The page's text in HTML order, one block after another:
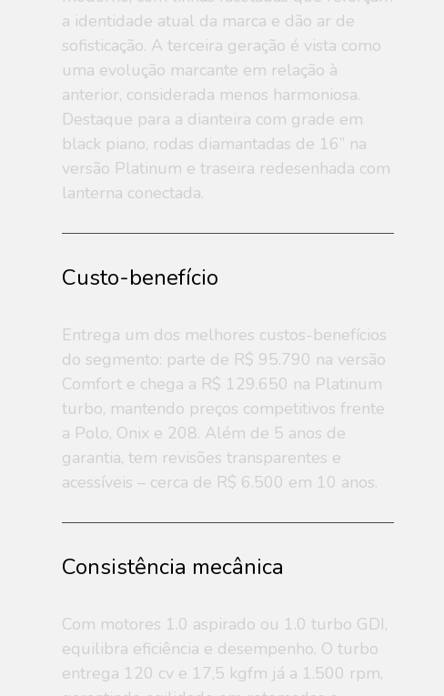
a identidade atual da marca e dão ar de
sofisticação. A terceira geração é vista como
uma evolução marcante em relação à
anterior, considerada menos harmoniosa.
Destaque para a dianteira com grade em
black piano, rodas diamantadas de 16” na
versão Platinum e traseira redesenhada com
lanterna conectada.
Custo-benefício
Entrega um dos melhores custos-benefícios
do segmento: parte de R$ 95.790 na versão
Comfort e chega a R$ 129.650 na Platinum
turbo, mantendo preços competitivos frente
a Polo, Onix e 208. Além de 5 anos de
garantia, tem revisões transparentes e
acessíveis – cerca de R$ 6.500 em 10 anos.
Consistência mecânica
Com motores 1.0 aspirado ou 1.0 turbo GDI,
equilibra eficiência e desempenho. O turbo
entrega 120 cv e 17,5 kgfm já a 1.500 rpm,